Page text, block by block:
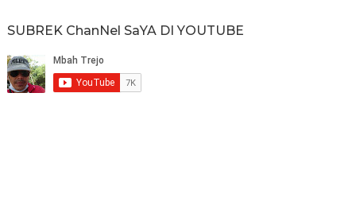
SUBREK ChanNel SaYA DI YOUTUBE